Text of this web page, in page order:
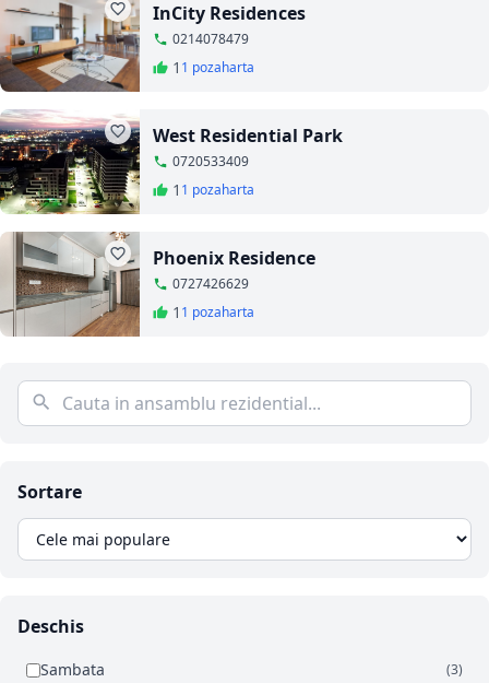
Sortare
Deschis
Sambata (3)
InCity Residences
0214078479
1 1 pozaharta
West Residential Park
0720533409
1 1 pozaharta
Phoenix Residence
0727426629
1 1 pozaharta